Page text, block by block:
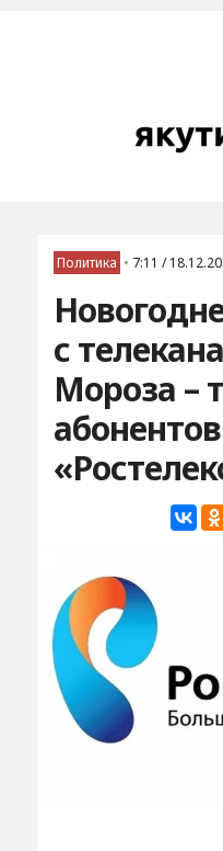
Политика • 7:11 /
с
Мороза –
абонентов